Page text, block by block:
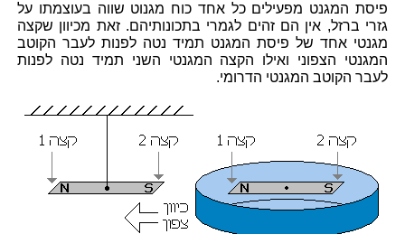
פיסת המגנט מפעילים כל אחד כוח מגנוט שווה בעוצמתו על
גזרי ברזל, אין הם זהים לגמרי בתכונותיהם. זאת מכיוון שקצה
מגנטי אחד של פיסת המגנט תמיד נטה לפנות לעבר הקוטב
המגנטי הצפוני ואילו הקצה המגנטי השני תמיד נטה לפנות
לעבר הקוטב המגנטי הדרומי.